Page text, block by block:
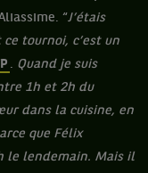
“J’étais
tournoi, c’est un
. Quand je suis
1h et 2h du
dans la cuisine, en
que Félix
le lendemain. Mais il